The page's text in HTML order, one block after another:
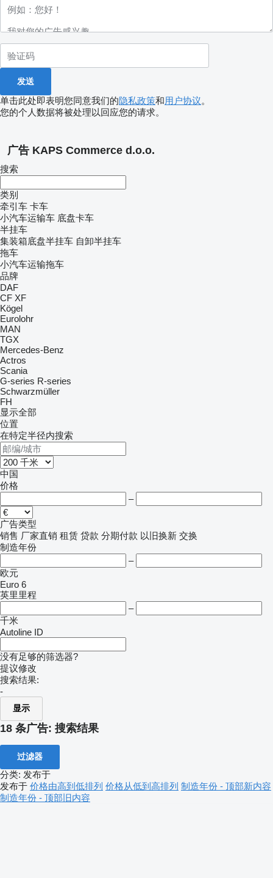
单击此处即表明您同意我们的隐私政策和用户协议。
您的个人数据将被处理以回应您的请求。
广告 KAPS Commerce d.o.o.
搜索
类别
牵引车 卡车
小汽车运输车 底盘卡车
半挂车
集装箱底盘半挂车 自卸半挂车
拖车
小汽车运输拖车
品牌
DAF
CF XF
Kögel
Eurolohr
MAN
TGX
Mercedes-Benz
Actros
Scania
G-series R-series
Schwarzmüller
FH
显示全部
位置
在特定半径内搜索
中国
价格
–
广告类型
销售 厂家直销 租赁 贷款 分期付款 以旧换新 交换
制造年份
–
欧元
Euro 6
英里里程
–
千米
Autoline ID
没有足够的筛选器?
提议修改
搜索结果:
-
显示
18 条广告: 搜索结果
过滤器
分类: 发布于
发布于 价格由高到低排列 价格从低到高排列 制造年份 - 顶部新内容
制造年份 - 顶部旧内容